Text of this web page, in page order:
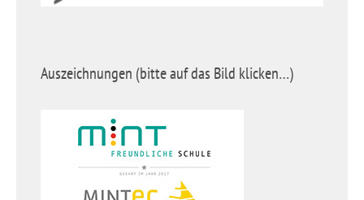
Auszeichnungen (bitte auf das Bild klicken…)